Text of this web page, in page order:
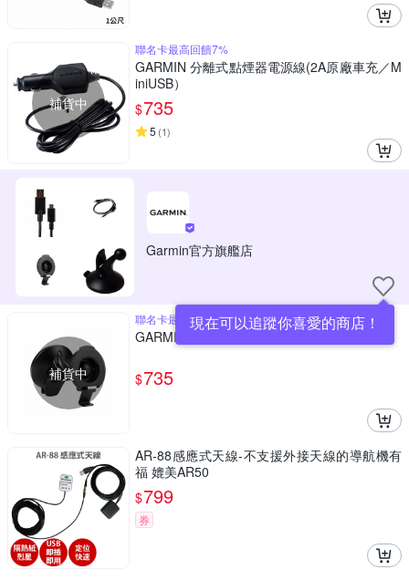
補貨中
聯名卡最高回饋7%
GARMIN 分離式點煙器電源線(2A原廠車充／M
iniUSB）
$735
5 (1)
Garmin官方旗艦店
現在可以追蹤你喜愛的商店！
補貨中
聯名卡最高回饋7%
GARMIN nuvi 吸附式固定座
$735
AR-88感應式天線-不支援外接天線的導航機有
福 媲美AR50
$799
券